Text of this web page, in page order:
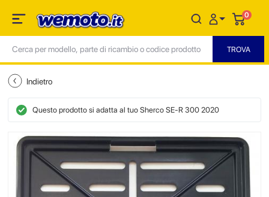
0
Indietro
Questo prodotto si adatta al tuo Sherco SE-R 300 2020